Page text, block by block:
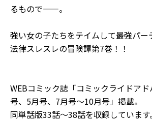
るもので――。
強い女の子たちをテイムして最強パー
法律スレスレの冒険譚第7巻！！
WEBコミック誌「コミックライドア
号、5月号、7月号～10月号」掲載。
同単話版33話～38話を収録しています。